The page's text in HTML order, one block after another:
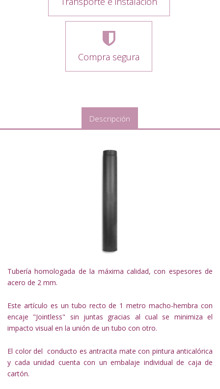
Compra segura
Descripción
Tubería homologada de la máxima calidad, con espesores de
acero de 2 mm.
Este artículo es un tubo recto de 1 metro macho-hembra con
encaje "Jointless" sin juntas gracias al cual se minimiza el
impacto visual en la unión de un tubo con otro.
El color del conducto es antracita mate con pintura anticalórica
y cada unidad cuenta con un embalaje individual de caja de
cartón.